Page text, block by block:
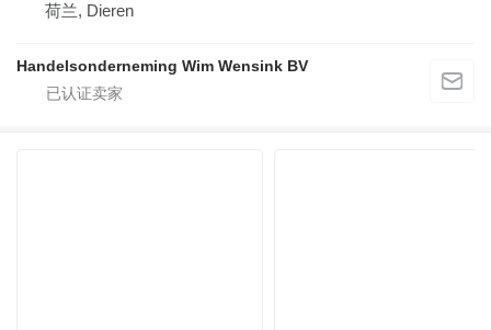
荷兰, Dieren
Handelsonderneming Wim Wensink BV